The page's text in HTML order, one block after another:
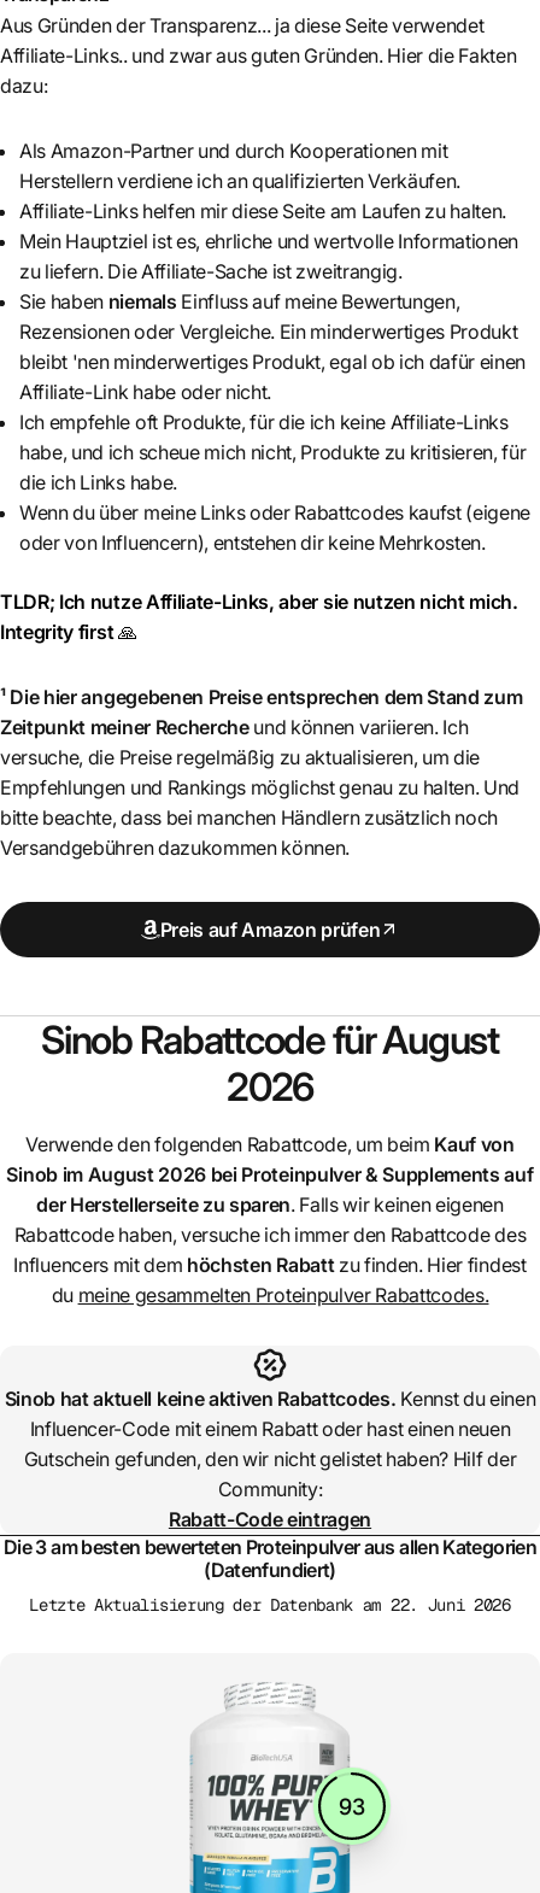
Aus Gründen der Transparenz... ja diese Seite verwendet
Affiliate-Links.. und zwar aus guten Gründen. Hier die Fakten
dazu:
Als Amazon-Partner und durch Kooperationen mit
Herstellern verdiene ich an qualifizierten Verkäufen.
Affiliate-Links helfen mir diese Seite am Laufen zu halten.
Mein Hauptziel ist es, ehrliche und wertvolle Informationen
zu liefern. Die Affiliate-Sache ist zweitrangig.
Sie haben niemals Einfluss auf meine Bewertungen,
Rezensionen oder Vergleiche. Ein minderwertiges Produkt
bleibt 'nen minderwertiges Produkt, egal ob ich dafür einen
Affiliate-Link habe oder nicht.
Ich empfehle oft Produkte, für die ich keine Affiliate-Links
habe, und ich scheue mich nicht, Produkte zu kritisieren, für
die ich Links habe.
Wenn du über meine Links oder Rabattcodes kaufst (eigene
oder von Influencern), entstehen dir keine Mehrkosten.
TLDR; Ich nutze Affiliate-Links, aber sie nutzen nicht mich.
Integrity first🙏
¹ Die hier angegebenen Preise entsprechen dem Stand zum
Zeitpunkt meiner Rechercheund können variieren. Ich
versuche, die Preise regelmäßig zu aktualisieren, um die
Empfehlungen und Rankings möglichst genau zu halten. Und
bitte beachte, dass bei manchen Händlern zusätzlich noch
Versandgebühren dazukommen können.
Preis auf Amazon prüfen
SinobRabattcode für August
2026
Verwende den folgenden Rabattcode, um beim Kauf von
Sinobim August 2026 bei Proteinpulver & Supplements auf
der Herstellerseite zu sparen. Falls wir keinen eigenen
Rabattcode haben, versuche ich immer den Rabattcode des
Influencers mit dem höchsten Rabattzu finden. Hier findest
du meine gesammelten Proteinpulver Rabattcodes.
Sinob hat aktuell keine aktiven Rabattcodes. Kennst du einen
Influencer-Code mit einem Rabatt oder hast einen neuen
Gutschein gefunden, den wir nicht gelistet haben? Hilf der
Community:
Rabatt-Code eintragen
Die 3 am besten bewerteten Proteinpulver aus allen Kategorien
(Datenfundiert)
Letzte Aktualisierung der Datenbank am 22. Juni 2026
93